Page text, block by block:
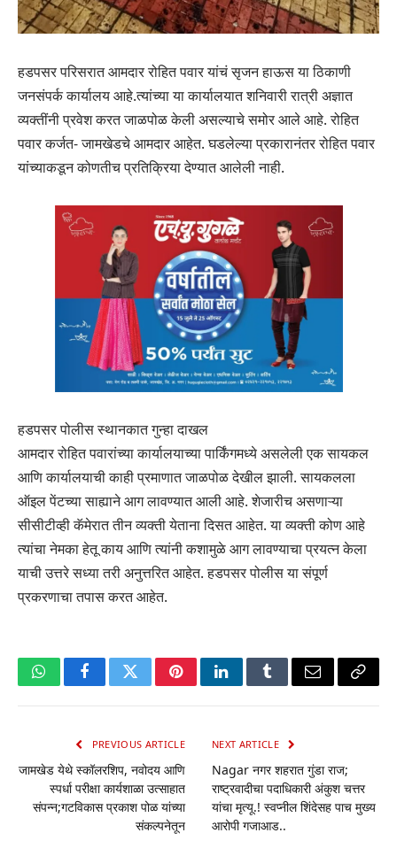
हडपसर परिसरात आमदार रोहित पवार यांचं सृजन हाऊस या ठिकाणी
जनसंपर्क कार्यालय आहे.त्यांच्या या कार्यालयात शनिवारी रात्री अज्ञात
व्यक्तींनी प्रवेश करत जाळपोळ केली असल्याचे समोर आले आहे. रोहित
पवार कर्जत- जामखेडचे आमदार आहेत. घडलेल्या प्रकारानंतर रोहित पवार
यांच्याकडून कोणतीच प्रतिक्रिया देण्यात आलेली नाही.
हडपसर पोलीस स्थानकात गुन्हा दाखल
आमदार रोहित पवारांच्या कार्यालयाच्या पार्किंगमध्ये असलेली एक सायकल
आणि कार्यालयाची काही प्रमाणात जाळपोळ देखील झाली. सायकलला
ऑइल पेंटच्या साह्याने आग लावण्यात आली आहे. शेजारीच असणाऱ्या
सीसीटीव्ही कॅमेरात तीन व्यक्ती येताना दिसत आहेत. या व्यक्ती कोण आहे
त्यांचा नेमका हेतू काय आणि त्यांनी कशामुळे आग लावण्याचा प्रयत्न केला
याची उत्तरे सध्या तरी अनुत्तरित आहेत. हडपसर पोलीस या संपूर्ण
प्रकरणाचा तपास करत आहेत.
WhatsAppFacebookTwitterPinterestLinkedInTumblrEmail Copy
PREVIOUS ARTICLE
जामखेड येथे स्कॉलरशिप, नवोदय आणि
स्पर्धा परीक्षा कार्यशाळा उत्साहात
संपन्न;गटविकास प्रकाश पोळ यांच्या
संकल्पनेतून
NEXT ARTICLE
Nagar नगर शहरात गुंडा राज;
राष्ट्रवादीचा पदाधिकारी अंकुश चत्तर
यांचा मृत्यू.! स्वप्नील शिंदेसह पाच मुख्य
आरोपी गजाआड..